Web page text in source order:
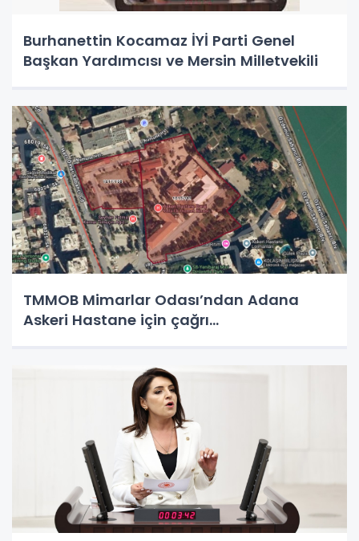
Burhanettin Kocamaz İYİ Parti Genel
Başkan Yardımcısı ve Mersin Milletvekili
TMMOB Mimarlar Odası’ndan Adana
Askeri Hastane için çağrı…